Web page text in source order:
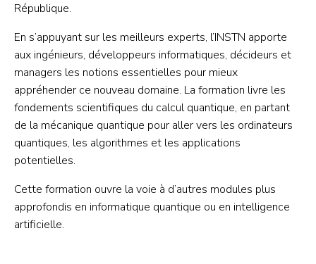
République.
En s’appuyant sur les meilleurs experts, l’INSTN apporte
aux ingénieurs, développeurs informatiques, décideurs et
managers les notions essentielles pour mieux
appréhender ce nouveau domaine. La formation livre les
fondements scientifiques du calcul quantique, en partant
de la mécanique quantique pour aller vers les ordinateurs
quantiques, les algorithmes et les applications
potentielles.
Cette formation ouvre la voie à d’autres modules plus
approfondis en informatique quantique ou en intelligence
artificielle.